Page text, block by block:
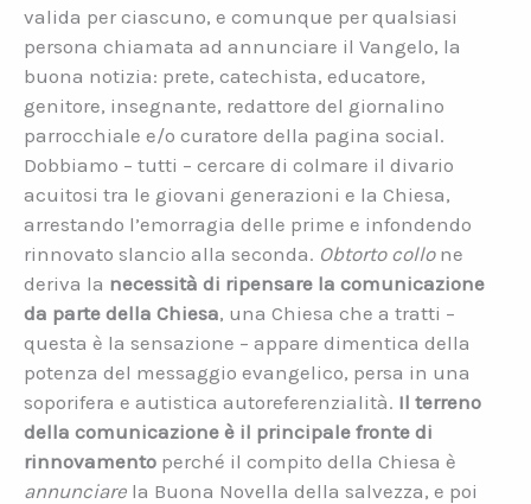
valida per ciascuno, e comunque per qualsiasi
persona chiamata ad annunciare il Vangelo, la
buona notizia: prete, catechista, educatore,
genitore, insegnante, redattore del giornalino
parrocchiale e/o curatore della pagina social.
Dobbiamo – tutti – cercare di colmare il divario
acuitosi tra le giovani generazioni e la Chiesa,
arrestando l’emorragia delle prime e infondendo
rinnovato slancio alla seconda. Obtorto collo ne
deriva la necessità di ripensare la comunicazione
da parte della Chiesa, una Chiesa che a tratti –
questa è la sensazione – appare dimentica della
potenza del messaggio evangelico, persa in una
soporifera e autistica autoreferenzialità. Il terreno
della comunicazione è il principale fronte di
rinnovamento perché il compito della Chiesa è
annunciare la Buona Novella della salvezza, e poi